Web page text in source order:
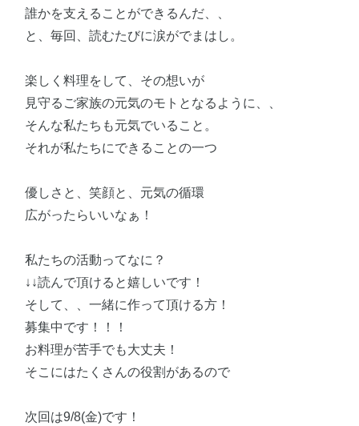
誰かを支えることができるんだ、、
と、毎回、読むたびに涙がでまはし。
楽しく料理をして、その想いが
見守るご家族の元気のモトとなるように、、
そんな私たちも元気でいること。
それが私たちにできることの一つ
優しさと、笑顔と、元気の循環
広がったらいいなぁ！
私たちの活動ってなに？
↓↓読んで頂けると嬉しいです！
そして、、一緒に作って頂ける方！
募集中です！！！
お料理が苦手でも大丈夫！
そこにはたくさんの役割があるので
次回は9/8(金)です！